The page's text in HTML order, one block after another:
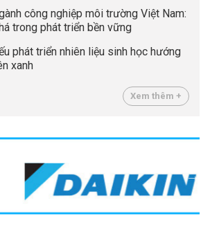
công nghiệp môi trường Việt Nam:
trong phát triển bền vững
phát triển nhiên liệu sinh học hướng
xanh
Xem thêm +